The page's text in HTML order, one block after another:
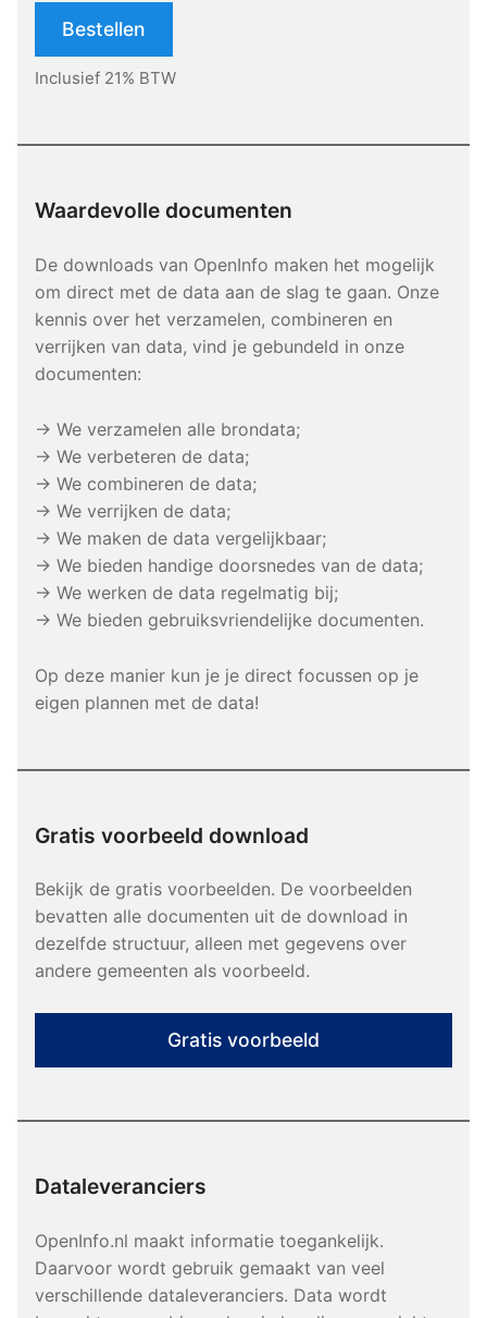
Bestellen
Inclusief 21% BTW
Waardevolle documenten
De downloads van OpenInfo maken het mogelijk
om direct met de data aan de slag te gaan. Onze
kennis over het verzamelen, combineren en
verrijken van data, vind je gebundeld in onze
documenten:
→ We verzamelen alle brondata;
→ We verbeteren de data;
→ We combineren de data;
→ We verrijken de data;
→ We maken de data vergelijkbaar;
→ We bieden handige doorsnedes van de data;
→ We werken de data regelmatig bij;
→ We bieden gebruiksvriendelijke documenten.
Op deze manier kun je je direct focussen op je
eigen plannen met de data!
Gratis voorbeeld download
Bekijk de gratis voorbeelden. De voorbeelden
bevatten alle documenten uit de download in
dezelfde structuur, alleen met gegevens over
andere gemeenten als voorbeeld.
Gratis voorbeeld
Dataleveranciers
OpenInfo.nl maakt informatie toegankelijk.
Daarvoor wordt gebruik gemaakt van veel
verschillende dataleveranciers. Data wordt